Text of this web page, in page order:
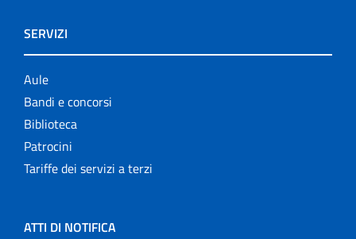
SERVIZI
Aule
Bandi e concorsi
Biblioteca
Patrocini
Tariffe dei servizi a terzi
ATTI DI NOTIFICA